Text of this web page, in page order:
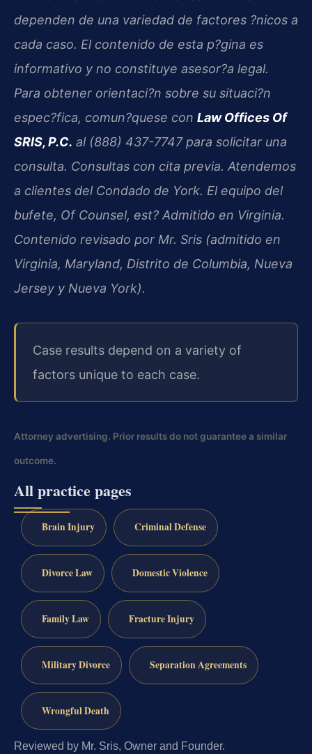
dependen de una variedad de factores ?nicos a
cada caso. El contenido de esta p?gina es
informativo y no constituye asesor?a legal.
Para obtener orientaci?n sobre su situaci?n
espec?fica, comun?quese con Law Offices Of
SRIS, P.C. al (888) 437-7747 para solicitar una
consulta. Consultas con cita previa. Atendemos
a clientes del Condado de York. El equipo del
bufete, Of Counsel, est? Admitido en Virginia.
Contenido revisado por Mr. Sris (admitido en
Virginia, Maryland, Distrito de Columbia, Nueva
Jersey y Nueva York).
Case results depend on a variety of
factors unique to each case.
Attorney advertising. Prior results do not guarantee a similar
outcome.
All practice pages
Brain Injury Criminal Defense
Divorce Law Domestic Violence
Family Law Fracture Injury
Military Divorce Separation Agreements
Wrongful Death
Reviewed by Mr. Sris, Owner and Founder.